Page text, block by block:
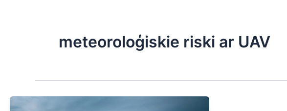
meteoroloģiskie riski ar UAV